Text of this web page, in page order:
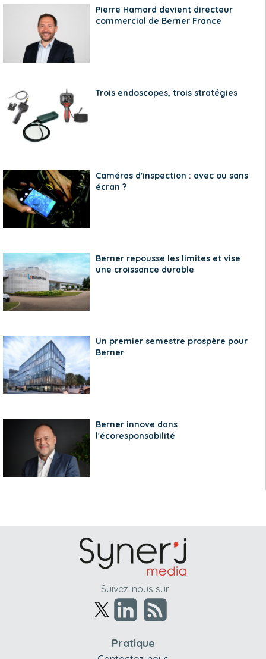
Pierre Hamard devient directeur
commercial de Berner France
Trois endoscopes, trois stratégies
Caméras d'inspection : avec ou sans
écran ?
Berner repousse les limites et vise
une croissance durable
Un premier semestre prospère pour
Berner
Berner innove dans
l'écoresponsabilité
Suivez-nous sur
Pratique